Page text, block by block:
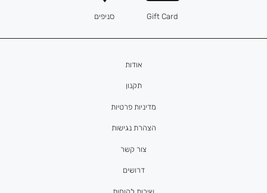
אודות
תקנון
מדיניות פרטיות
הצהרת נגישות
צור קשר
דרושים
Gift Card סניפים